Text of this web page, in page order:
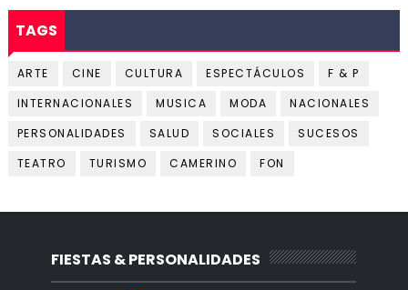
TAGS
ARTE CINE CULTURA ESPECTÁCULOS
F & P
INTERNACIONALES
MUSICA MODA
NACIONALES
PERSONALIDADES
SALUD SOCIALES
SUCESOS
TEATRO
TURISMO CAMERINO FON
FIESTAS & PERSONALIDADES